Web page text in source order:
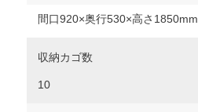
間口920×奥行530×高さ1850mm
収納カゴ数
10